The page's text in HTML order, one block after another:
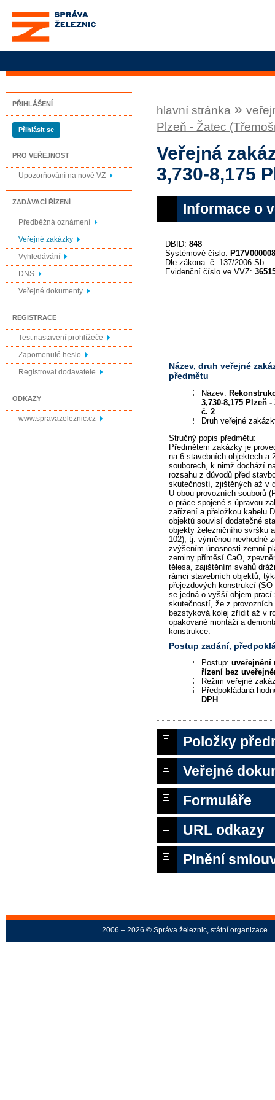
Správa železnic, státní
organizace
PŘIHLÁŠENÍ
Přihlásit se
PRO VEŘEJNOST
Upozorňování na nové VZ
ZADÁVACÍ ŘÍZENÍ
Předběžná oznámení
Veřejné zakázky
Vyhledávání
DNS
Veřejné dokumenty
REGISTRACE
Test nastavení prohlížeče
Zapomenuté heslo
Registrovat dodavatele
ODKAZY
www.spravazeleznic.cz
hlavní stránka »
Plzeň - Žatec
Veřejná
3,730-8,175
Informace o
DBID: 848
Systémové číslo:
Dle zákona: č. 137/2006 Sb.
Evidenční číslo ve VVZ:
Název, druh veřejné
předmětu
Název:
3,730-8,175 Plzeň
č. 2
Druh veřejné
Stručný popis předmětu:
Předmětem zakázky je
na 6 stavebních objektech a
souborech, k nimž dochází
rozsahu z důvodů před
skutečností, zjištěných až v
U obou provozních souborů
o práce spojené s úpravou
zařízení a přeložkou kabelu
objektů souvisí dodatečné
objekty železničního svršku
102), tj. výměnou nevhodné
zvýšením únosnosti zemní
zeminy příměsí CaO,
tělesa, zajištěním svahů
rámci stavebních objektů,
přejezdových konstrukcí (SO
se jedná o vyšší objem prací
skutečností, že z provozních
bezstyková kolej zřídit až v
opakované montáži a
konstrukce.
Postup zadání,
Postup:uveřejnění
řízení bez
Režim veřejné
Předpokládaná
DPH
Položky
Veřejné
Formuláře
URL odkazy
Plnění
2006 – 2026 © Správa železnic, státní organizace